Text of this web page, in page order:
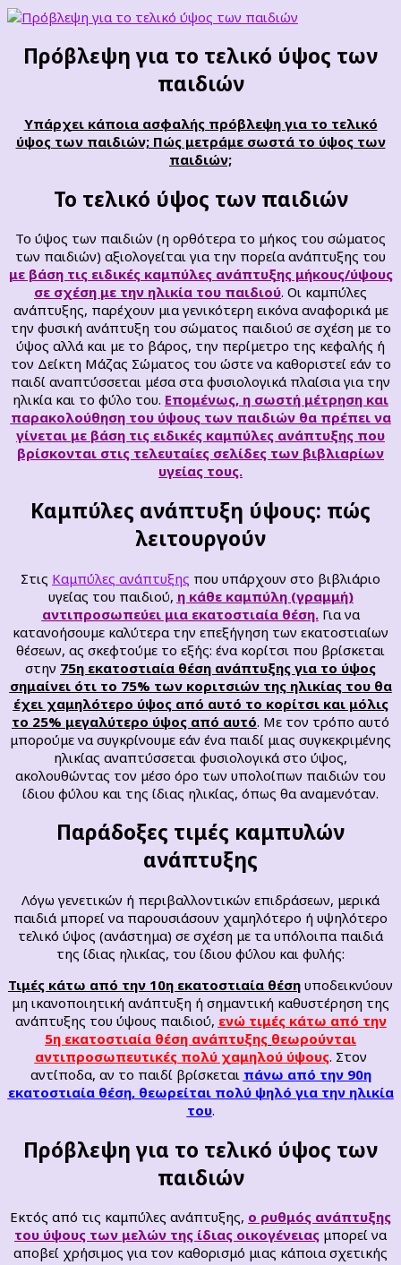
Πρόβλεψη για το τελικό ύψος των
παιδιών
Υπάρχει κάποια ασφαλής πρόβλεψη για το τελικό
ύψος των παιδιών; Πώς μετράμε σωστά το ύψος των
παιδιών;
Το τελικό ύψος των παιδιών
Το ύψος των παιδιών (η ορθότερα το μήκος του σώματος
των παιδιών) αξιολογείται για την πορεία ανάπτυξης του
με βάση τις ειδικές καμπύλες ανάπτυξης μήκους/ύψους
σε σχέση με την ηλικία του παιδιού. Οι καμπύλες
ανάπτυξης, παρέχουν μια γενικότερη εικόνα αναφορικά με
την φυσική ανάπτυξη του σώματος παιδιού σε σχέση με το
ύψος αλλά και με το βάρος, την περίμετρο της κεφαλής ή
τον Δείκτη Μάζας Σώματος του ώστε να καθοριστεί εάν το
παιδί αναπτύσσεται μέσα στα φυσιολογικά πλαίσια για την
ηλικία και το φύλο του. Επομένως, η σωστή μέτρηση και
παρακολούθηση του ύψους των παιδιών θα πρέπει να
γίνεται με βάση τις ειδικές καμπύλες ανάπτυξης που
βρίσκονται στις τελευταίες σελίδες των βιβλιαρίων
υγείας τους.
Καμπύλες ανάπτυξη ύψους: πώς
λειτουργούν
Στις Καμπύλες ανάπτυξης που υπάρχουν στο βιβλιάριο
υγείας του παιδιού, η κάθε καμπύλη (γραμμή)
αντιπροσωπεύει μια εκατοστιαία θέση.Για να
κατανοήσουμε καλύτερα την επεξήγηση των εκατοστιαίων
θέσεων, ας σκεφτούμε το εξής: ένα κορίτσι που βρίσκεται
στην 75η εκατοστιαία θέση ανάπτυξης για το ύψος
σημαίνει ότι το 75% των κοριτσιών της ηλικίας του θα
έχει χαμηλότερο ύψος από αυτό το κορίτσι και μόλις
το 25% μεγαλύτερο ύψος από αυτό. Με τον τρόπο αυτό
μπορούμε να συγκρίνουμε εάν ένα παιδί μιας συγκεκριμένης
ηλικίας αναπτύσσεται φυσιολογικά στο ύψος,
ακολουθώντας τον μέσο όρο των υπολοίπων παιδιών του
ίδιου φύλου και της ίδιας ηλικίας, όπως θα αναμενόταν.
Παράδοξες τιμές καμπυλών
ανάπτυξης
Λόγω γενετικών ή περιβαλλοντικών επιδράσεων, μερικά
παιδιά μπορεί να παρουσιάσουν χαμηλότερο ή υψηλότερο
τελικό ύψος (ανάστημα) σε σχέση με τα υπόλοιπα παιδιά
της ίδιας ηλικίας, του ίδιου φύλου και φυλής:
Τιμές κάτω από την 10η εκατοστιαία θέση υποδεικνύουν
μη ικανοποιητική ανάπτυξη ή σημαντική καθυστέρηση της
ανάπτυξης του ύψους παιδιού, ενώ τιμές κάτω από την
5η εκατοστιαία θέση ανάπτυξης θεωρούνται
αντιπροσωπευτικές πολύ χαμηλού ύψους. Στον
αντίποδα, αν το παιδί βρίσκεται πάνω από την 90η
εκατοστιαία θέση, θεωρείται πολύ ψηλό για την ηλικία
του.
Πρόβλεψη για το τελικό ύψος των
παιδιών
Εκτός από τις καμπύλες ανάπτυξης, ο ρυθμός ανάπτυξης
του ύψους των μελών της ίδιας οικογένειας μπορεί να
αποβεί χρήσιμος για τον καθορισμό μιας κάποια σχετικής